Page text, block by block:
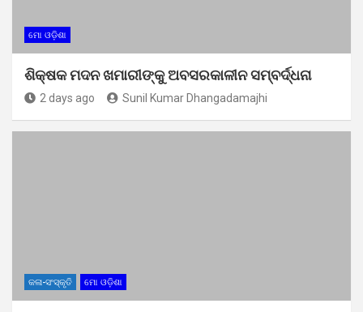
ମୋ ଓଡ଼ିଶା
ଶିକ୍ଷକ ମଦନ ଖମାରୀଙ୍କୁ ଅବସରକାଳୀନ ସମ୍ବର୍ଦ୍ଧନା
2 days ago Sunil Kumar Dhangadamajhi
କଳା-ସଂସ୍କୃତି ମୋ ଓଡ଼ିଶା